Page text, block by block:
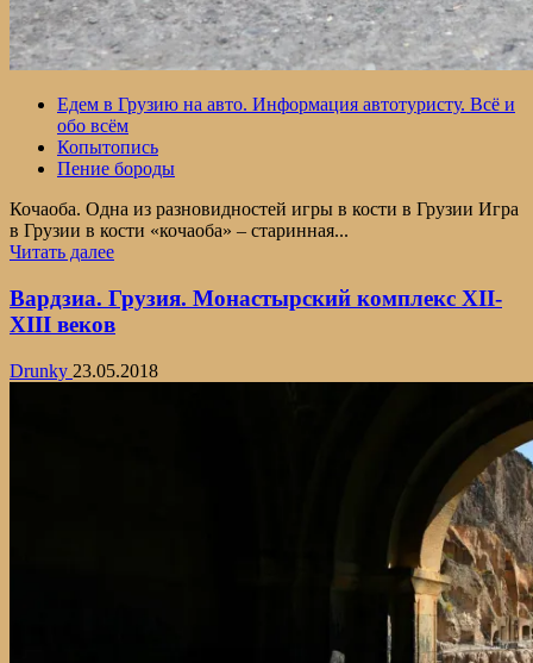
Едем в Грузию на авто. Информация автотуристу. Всё и
обо всём
Копытопись
Пение бороды
Кочаоба. Одна из разновидностей игры в кости в Грузии Игра
в Грузии в кости «кочаоба» – старинная...
Читать далееПрочитать
о
Национальная
игра
Грузии
Вардзиа. Грузия. Монастырский комплекс ХII-
ХIII веков
Drunky 23.05.2018